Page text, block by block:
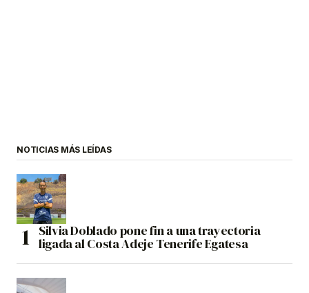
NOTICIAS MÁS LEÍDAS
Silvia Doblado pone fin a una trayectoria
ligada al Costa Adeje Tenerife Egatesa